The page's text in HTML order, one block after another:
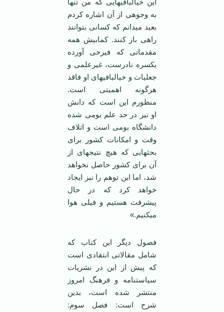
به وجوهی از آن اشاره کردم
بعید می‏دانم که کسانی بتوانند
راهی باز کنند. کمابیش همه
مقدماتی که فیرحی آورده
یکسره نادرست، غیرعلمی و
جعلیات و خیالبافی‏های او فاقد
هرگونه اهمیتی است.
منظورم این است که دانش
او نیز در حد علم بومی شده
دانشگاه بومی است و اتلاف
وقت و امکانات کشور برای
بحث‏هایی که هیچ نتیجه‏ای از
آن برای کشور حاصل نخواهد
شد، اما این توهم را نیز ایجاد
خواهد کرد که در حال
پیشرفت هستیم و فیلی هوا
می‏کنیم.»
فصول دیگر این کتاب که
شامل مقالاتی انتقادی است
که پیش از این در نشریات
سیاست‏نامه و فرهنگ امروز
منتشر شده است، بدین
شرح است: فصل سوم: